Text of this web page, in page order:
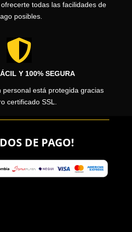
todas las facilidades de
posibles.

Y 100% SEGURA
personal está protegida gracias
certificado SSL.
DE PAGO!